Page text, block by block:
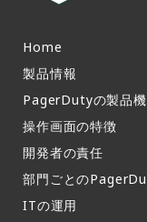
で取得可能）・
ー（日本語）・
erDuty AIOps、
uty API、
奨自習パス（英
が必要です・ス
有効化する（アクテ
プ 2. サインイン
Home
製品情報​
PagerDutyの製品
操作画面の特徴​
開発者の責任
部門ごとの
ITの運用​